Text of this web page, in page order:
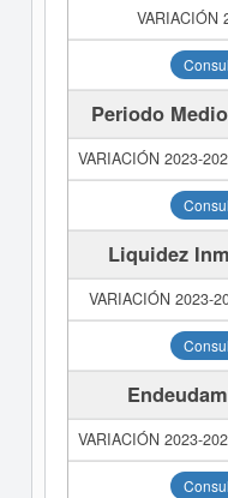
Periodo
Liquidez